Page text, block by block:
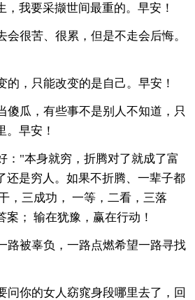
，我要采撷世间最重的。早安！
会很苦、很累，但是不走会后悔。
的，只能改变的是自己。早安！
傻瓜，有些事不是别人不知道，只
。早安！
："本身就穷，折腾对了就成了富
还是穷人。如果不折腾、一辈子都
三成功， 一等，二看，三落
案； 输在犹豫，赢在行动！
路被辜负，一路点燃希望一路寻找
问你的女人窈窕身段哪里去了，回